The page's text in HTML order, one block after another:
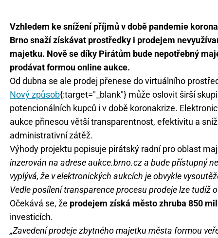
Vzhledem ke snížení příjmů v době pandemie
Brno snaží získávat prostředky i prodejem
majetku. Nově se díky Pirátům bude nepotřebný
prodávat formou online aukce.
Od dubna se ale prodej přenese do virtuálního
Nový způsob{:target="_blank"} může oslovit širší
potencionálních kupců i v době koronakrize.
aukce přinesou větší transparentnost, efektivitu a
administrativní zátěž.
Výhody projektu popisuje pirátský radní pro oblast
inzerován na adrese aukce.brno.cz a bude přístupný
vyplývá, že v elektronických aukcích je obvykle
Vedle posílení transparence procesu prodeje lze tudíž
Očekává se, že prodejem získá město zhruba 850
investicích.
„Zavedení prodeje zbytného majetku města formou